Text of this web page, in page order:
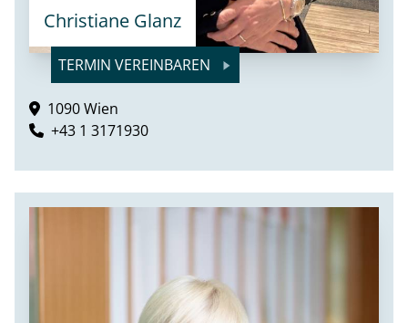
Christiane Glanz
TERMIN VEREINBAREN
1090 Wien
+43 1 3171930